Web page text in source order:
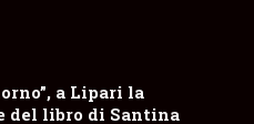
a Lipari la
del libro di Santina